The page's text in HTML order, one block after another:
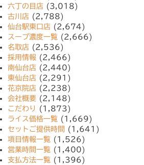
六丁の目店 (3,018)
古川店 (2,788)
仙台駅東口店 (2,674)
スープ濃度一覧 (2,666)
名取店 (2,536)
採用情報 (2,466)
南仙台店 (2,440)
東仙台店 (2,291)
花京院店 (2,238)
会社概要 (2,148)
こだわり
(1,873)
ライス価格一覧 (1,669)
セットご提供時間
(1,641)
項目情報一覧 (1,526)
営業時間一覧 (1,400)
支払方法一覧 (1,396)